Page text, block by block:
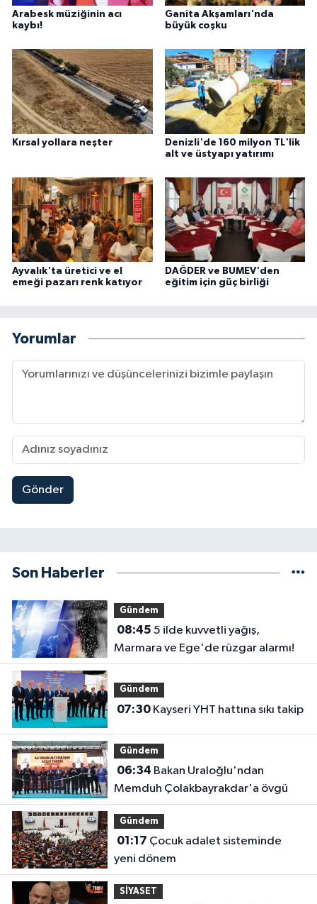
Arabesk müziğinin acı
kaybı!
Ganita Akşamları'nda
büyük coşku
Kırsal yollara neşter
Denizli'de 160 milyon TL'lik
alt ve üstyapı yatırımı
Ayvalık'ta üretici ve el
emeği pazarı renk katıyor
DAĞDER ve BUMEV'den
eğitim için güç birliği
Yorumlar
Gönder
Son Haberler
Gündem
08:45
Marmara ve Ege'de rüzgar alarmı!
Gündem
07:30 Kayseri YHT hattına sıkı takip
Gündem
06:34
Memduh Çolakbayrakdar'a övgü
Gündem
01:17
yeni dönem
SİYASET